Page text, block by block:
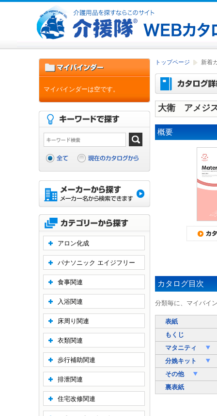
トップページ 新着
大衛 アメジ
概要
カタログ目次
分類毎に、マイバイ
表紙
もくじ
マタニティ
分娩キット
その他
裏表紙
マイバインダーは空です。
アロン化成
パナソニック エイジフリー
食事関連
入浴関連
床周り関連
衣類関連
歩行補助関連
排泄関連
住宅改修関連